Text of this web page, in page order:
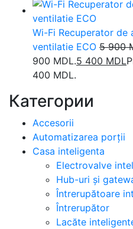
Wi-Fi Recuperator de
ventilatie ECO 5 900
900 MDL.5 400 MDL
400 MDL.
Категории
Accesorii
Automatizarea porții
Casa inteligenta
Electrovalve
Hub-uri și
Întrerupătoare
Întrerupător
Lacăte